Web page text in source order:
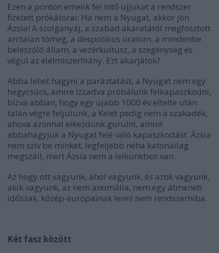
Ezen a ponton emelik fel intő ujjukat a rendszer
fizetett prókátorai: Ha nem a Nyugat, akkor jön
Ázsia! A szolganyáj, a szabad akaratától megfosztott
arctalan tömeg, a despotikus uralom, a mindenbe
beleszóló állam, a vezérkultusz, a szegénység és
végül az élelmiszerhiány. Ezt akarjátok?
Abba lehet hagyni a paráztatást, a Nyugat nem egy
hegycsúcs, amire izzadva próbálunk felkapaszkodni,
bízva abban, hogy egy újabb 1000 év eltelte után
talán végre feljutunk, a Kelet pedig nem a szakadék,
ahova azonnal elkezdünk gurulni, amint
abbahagyjuk a Nyugat felé való kapaszkodást. Ázsia
nem szív be minket, legfeljebb néha katonailag
megszáll, mert Ázsia nem a lelkünkben van.
Az hogy ott vagyunk, ahol vagyunk, és azok vagyunk,
akik vagyunk, az nem anomália, nem egy átmeneti
időszak, közép-európainak lenni nem rendszerhiba.
Két fasz között